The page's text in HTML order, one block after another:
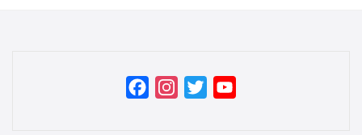
FacebookInstagram
Twitter